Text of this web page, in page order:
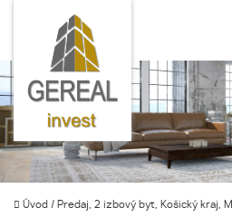
Úvod / Predaj, 2 izbový byt, Košický kraj,